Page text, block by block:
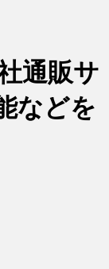
通販サ
などを